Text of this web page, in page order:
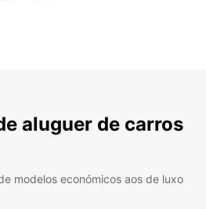
aluguer de carros
modelos económicos aos de luxo